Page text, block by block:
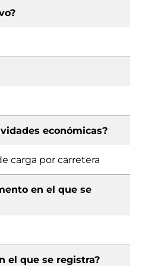
económicas?
carga por carretera
en el que se
el que se registra?